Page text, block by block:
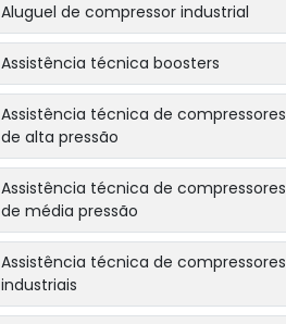
Aluguel de compressor industrial
Assistência técnica boosters
Assistência técnica de compressores
de alta pressão
Assistência técnica de compressores
de média pressão
Assistência técnica de compressores
industriais